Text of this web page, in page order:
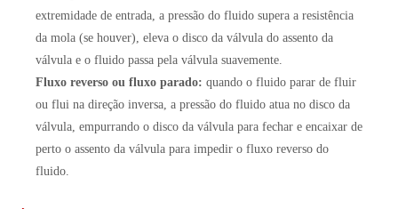
extremidade de entrada, a pressão do fluido supera a resistência
da mola (se houver), eleva o disco da válvula do assento da
válvula e o fluido passa pela válvula suavemente.
Fluxo reverso ou fluxo parado: quando o fluido parar de fluir
ou flui na direção inversa, a pressão do fluido atua no disco da
válvula, empurrando o disco da válvula para fechar e encaixar de
perto o assento da válvula para impedir o fluxo reverso do
fluido.